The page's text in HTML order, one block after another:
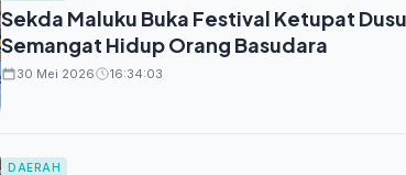
Sekda Maluku Buka Festival Ketupat
Semangat Hidup Orang Basudara
30 Mei 2026 16:34:03
DAERAH